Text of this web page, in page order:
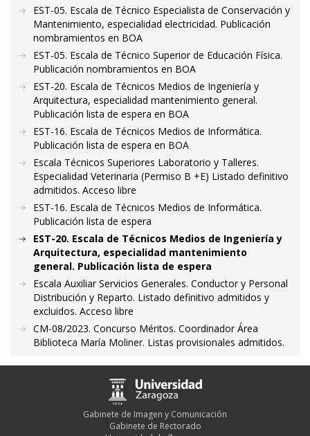
EST-05. Escala de Técnico Especialista de Conservación y
Mantenimiento, especialidad electricidad. Publicación
nombramientos en BOA
EST-05. Escala de Técnico Superior de Educación Física.
Publicación nombramientos en BOA
EST-20. Escala de Técnicos Medios de Ingeniería y
Arquitectura, especialidad mantenimiento general.
Publicación lista de espera en BOA
EST-16. Escala de Técnicos Medios de Informática.
Publicación lista de espera en BOA
Escala Técnicos Superiores Laboratorio y Talleres.
Especialidad Veterinaria (Permiso B +E) Listado definitivo
admitidos. Acceso libre
EST-16. Escala de Técnicos Medios de Informática.
Publicación lista de espera
EST-20. Escala de Técnicos Medios de Ingeniería y
Arquitectura, especialidad mantenimiento
general. Publicación lista de espera
Escala Auxiliar Servicios Generales. Conductor y Personal
Distribución y Reparto. Listado definitivo admitidos y
excluidos. Acceso libre
CM-08/2023. Concurso Méritos. Coordinador Área
Biblioteca María Moliner. Listas provisionales admitidos.
Gabinete de Imagen y Comunicación
Gabinete de Rectorado